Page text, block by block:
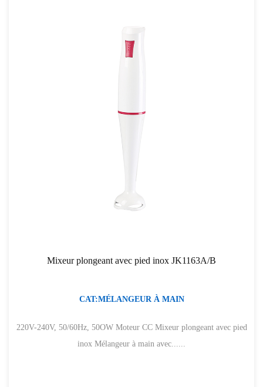
Mixeur plongeant avec pied inox JK1163A/B
CAT:MÉLANGEUR À MAIN
220V-240V, 50/60Hz, 50OW Moteur CC Mixeur plongeant avec pied
inox Mélangeur à main avec......